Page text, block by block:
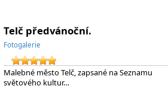
Telč předvánoční.
Fotogalerie
Malebné město Telč, zapsané na Seznamu
světového kultur…